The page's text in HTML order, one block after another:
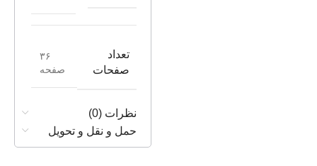
تعداد
صفحات
۳۶
صفحه
نظرات (0)
حمل و نقل و تحویل